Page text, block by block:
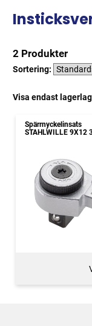
2 Produkter
Sortering:
Visa endast
Spärrnyckelinsats
STAHLWILLE 9X12